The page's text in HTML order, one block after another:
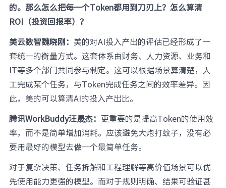
的。那么怎么把每一个Token都用到刀刃上？怎么算清
ROI（投资回报率）？
美云数智魏晓刚： 美的对AI投入产出的评估已经形成了一
套统一的衡量方式。这套体系由财务、人力资源、业务和
IT等多个部门共同参与制定。这可以根据场景算清楚，人
工完成某个任务，与Token完成任务之间的效率差异。因
此，美的可以算清AI的投入产出比。
腾讯WorkBuddy汪晟杰： 更重要的是提高Token的使用效
率，而不是简单增加消耗。应该避免大炮打蚊子，没有必
要用最好的模型去做一个最简单任务。
对于复杂决策、任务拆解和工程理解等高价值场景可以优
先使用能力更强的模型。而对于规则明确、结果可验证甚